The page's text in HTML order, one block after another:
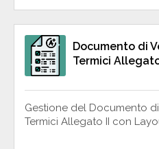
Documento di
Termici
Gestione del Documento
Termici Allegato II con